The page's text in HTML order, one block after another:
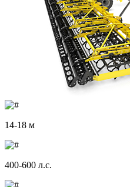
14-18 м
400-600 л.с.